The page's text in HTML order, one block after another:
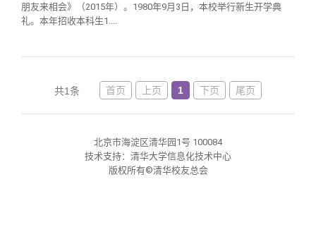
联系我们
朋友来相会》（2015年）。1980年9月3日，本校举行新生开学典
礼。本年招收本科生1....
共1条 首页 上页 1 下页 尾页
北京市海淀区清华园1号 100084
技术支持：清华大学信息化技术中心
版权所有©清华校友总会